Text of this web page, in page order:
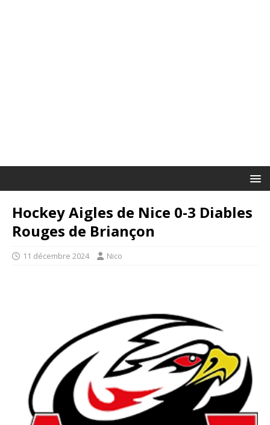
Hockey Aigles de Nice 0-3 Diables
Rouges de Briançon
11 décembre 2024 Nico